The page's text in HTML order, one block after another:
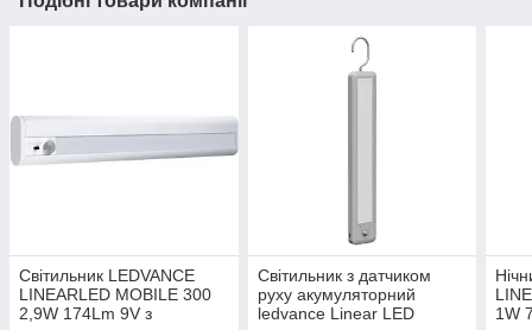
Світильник LEDVANCE
LINEARLED MOBILE 300
2,9W 174Lm 9V з
Світильник з датчиком
руху акумуляторний
ledvance Linear LED
1W